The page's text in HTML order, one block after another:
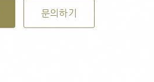
문의하기